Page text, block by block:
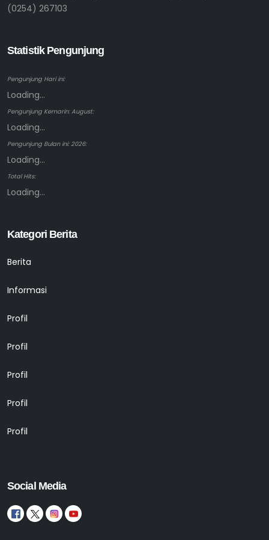
(0254) 267103
Statistik Pengunjung
Pengunjung Hari ini:
Loading...
Pengunjung Kemarin: August:
Loading...
Pengunjung Bulan ini: 2026:
Loading...
Total Hits:
Loading...
Kategori Berita
Berita
Informasi
Profil
Profil
Profil
Profil
Profil
Social Media